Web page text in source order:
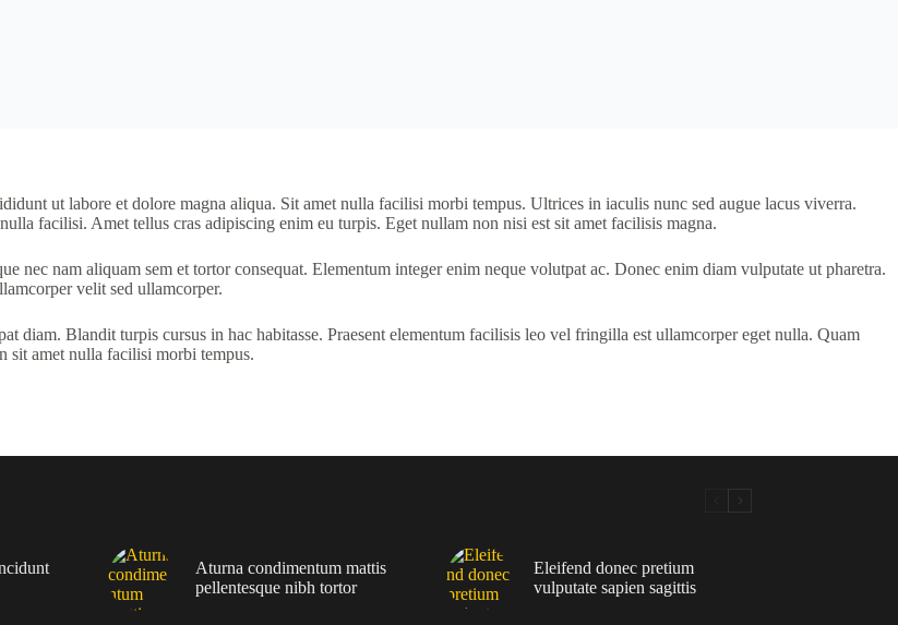
ut labore et dolore magna aliqua. Sit amet nulla facilisi morbi tempus. Ultrices in iaculis nunc sed augue lacus viverra.
facilisi. Amet tellus cras adipiscing enim eu turpis. Eget nullam non nisi est sit amet facilisis magna.
nec nam aliquam sem et tortor consequat. Elementum integer enim neque volutpat ac. Donec enim diam vulputate ut pharetra.
velit sed ullamcorper.
diam. Blandit turpis cursus in hac habitasse. Praesent elementum facilisis leo vel fringilla est ullamcorper eget nulla. Quam
sit amet nulla facilisi morbi tempus.
Aturna condimentum mattis
pellentesque nibh tortor
Eleifend donec pretium
vulputate sapien sagittis